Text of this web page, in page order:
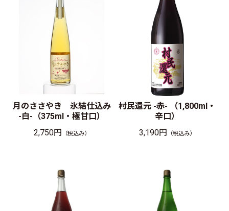
月のささやき 氷結仕込み
-白-（375ml・極甘口）
2,750円
（税込み）
村民還元 -赤- （1,800ml・
辛口）
3,190円
（税込み）